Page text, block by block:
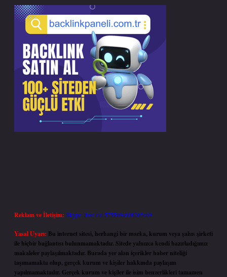
Reklam ve İletişim: Skype: live:.cid.575569c608265c69
Yasal Uyarı: Bu internet sitesi, herhangi bir marka, kurum veya şahıs şirketi
ile hiçbir bağlantısı bulunmamaktadır. Sitede yalnızca kendi hazırladığımız
makaleler paylaşılmaktadır. Burada yer alan içerikler haber niteliği
taşımamakta olup, gerçek kurum ve kişiler hakkında paylaşım
yapılmamaktadır. Gerçek kurum ve kişiler ile isim benzerlikleri tamamen